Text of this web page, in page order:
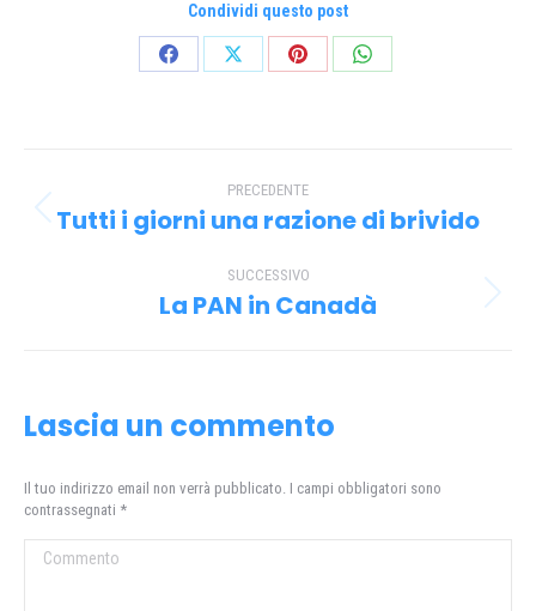
Condividi questo post
CondividiCondividiCondividiCondividi
tra PRECEDENTE
Post
Tutti i giorni una razione di brivido
SUCCESSIVO
Prossimo
La PAN in Canadà
Lascia un commento
Il tuo indirizzo email non verrà pubblicato. I campi obbligatori sono
contrassegnati *
Commento